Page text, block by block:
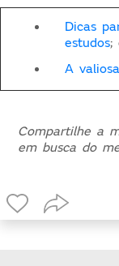
Dicas
estudos;
A
Compartilhe a
em busca do